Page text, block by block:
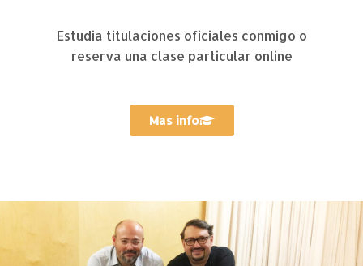
Estudia titulaciones oficiales conmigo o
reserva una clase particular online
Mas info